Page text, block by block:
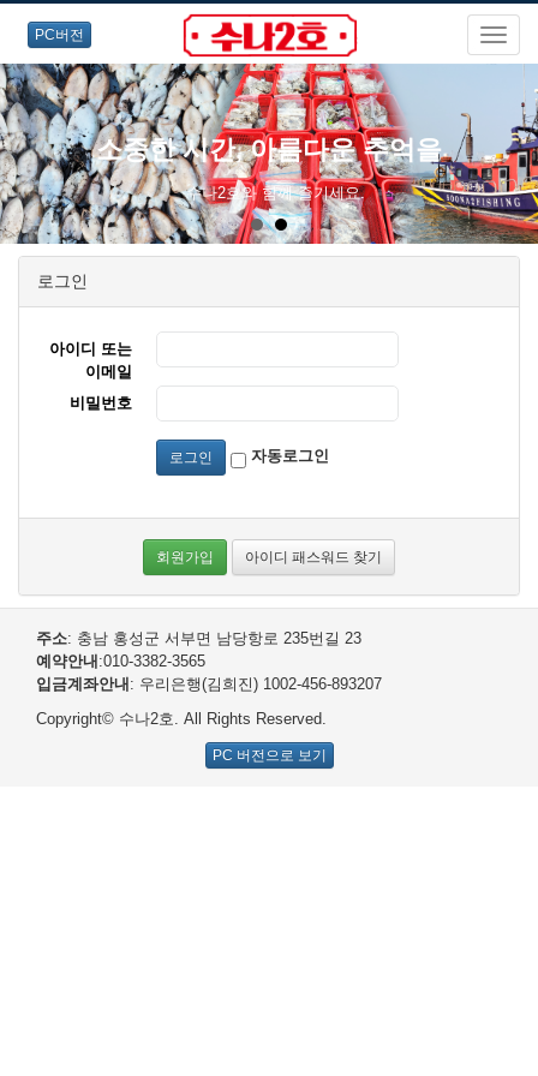
PC버전
소중한 시간, 아름다운 추억을
수나2호와 함께 즐기세요.
로그인
아이디 또는
이메일
비밀번호
로그인 자동로그인
회원가입 아이디 패스워드 찾기
주소: 충남 홍성군 서부면 남당항로 235번길 23
예약안내 :010-3382-3565
입금계좌안내 : 우리은행(김희진) 1002-456-893207
Copyright© 수나2호. All Rights Reserved.
PC 버전으로 보기